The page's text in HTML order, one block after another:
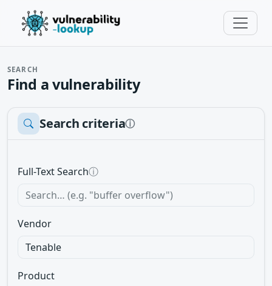
SEARCH
Find a vulnerability
Search criteriaⓘ
Full-Text Searchⓘ
Vendor
Product